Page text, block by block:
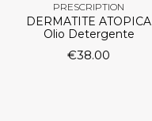
PRESCRIPTION
DERMATITE ATOPICA
Olio Detergente
€38.00